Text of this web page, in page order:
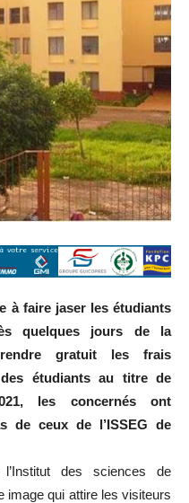
à faire jaser les étudiants
quelques jours de la
gratuit les frais
étudiants au titre de
les concernés ont
de ceux de l’ISSEG de
des sciences de
image qui attire les visiteurs